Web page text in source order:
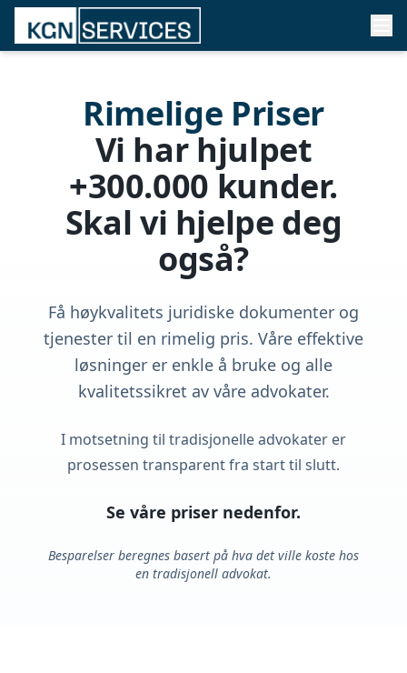
Rimelige Priser
Vi har hjulpet
+300.000 kunder.
Skal vi hjelpe deg
også?
Få høykvalitets juridiske dokumenter og
tjenester til en rimelig pris. Våre effektive
løsninger er enkle å bruke og alle
kvalitetssikret av våre advokater.
I motsetning til tradisjonelle advokater er
prosessen transparent fra start til slutt.
Se våre priser nedenfor.
Besparelser beregnes basert på hva det ville koste hos
en tradisjonell advokat.